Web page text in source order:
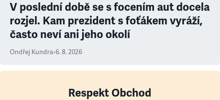
V poslední době se s focením aut docela
rozjel. Kam prezident s foťákem vyráží,
často neví ani jeho okolí
Ondřej Kundra•6. 8. 2026
Respekt Obchod